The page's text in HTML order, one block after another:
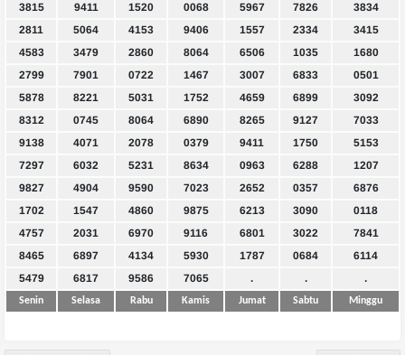
3815
9411 1520 0068 5967 7826
3834
2811
5064 4153 9406 1557 2334
3415
4583
3479 2860 8064 6506 1035
1680
2799
7901 0722 1467 3007 6833
0501
5878
8221 5031 1752 4659 6899
3092
8312
0745 8064 6890 8265 9127
7033
9138
4071 2078 0379 9411 1750
5153
7297
6032 5231 8634 0963 6288
1207
9827
4904 9590 7023 2652 0357
6876
1702
1547 4860 9875 6213 3090
0118
4757
2031 6970 9116 6801 3022
7841
8465
6897 4134 5930 1787 0684
6114
5479
6817 9586 7065 . . .
Senin Selasa Rabu Kamis Jumat Sabtu Minggu